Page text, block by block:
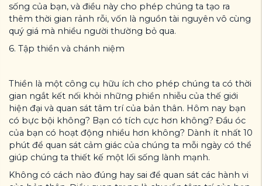
sống của bạn, và điều này cho phép chúng ta tạo ra
thêm thời gian rảnh rỗi, vốn là nguồn tài nguyên vô cùng
quý giá mà nhiều người thường bỏ qua.
6. Tập thiền và chánh niệm
Thiền là một công cụ hữu ích cho phép chúng ta có thời
gian ngắt kết nối khỏi những phiền nhiễu của thế giới
hiện đại và quan sát tâm trí của bản thân. Hôm nay bạn
có bực bội không? Bạn có tích cực hơn không? Đầu óc
của bạn có hoạt động nhiều hơn không? Dành ít nhất 10
phút để quan sát cảm giác của chúng ta mỗi ngày có thể
giúp chúng ta thiết kế một lối sống lành mạnh.
Không có cách nào đúng hay sai để quan sát các hành vi